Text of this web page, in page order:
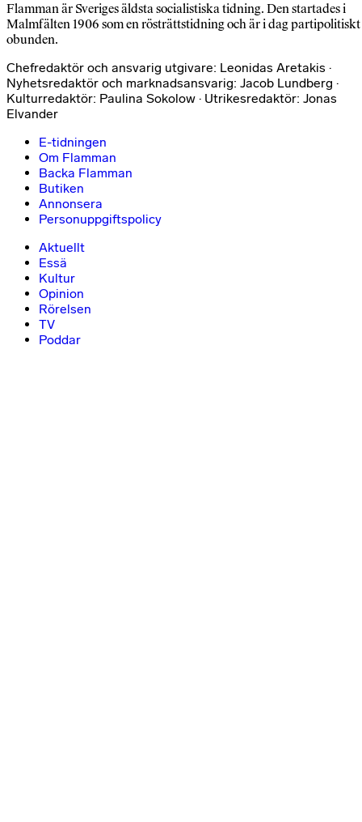
Flamman är Sveriges äldsta socialistiska tidning. Den startades i
Malmfälten 1906 som en rösträttstidning och är i dag partipolitiskt
obunden.
Chefredaktör och ansvarig utgivare: Leonidas Aretakis ·
Nyhetsredaktör och marknadsansvarig: Jacob Lundberg ·
Kulturredaktör: Paulina Sokolow · Utrikesredaktör: Jonas
Elvander
E-tidningen
Om Flamman
Backa Flamman
Butiken
Annonsera
Personuppgiftspolicy
Aktuellt
Essä
Kultur
Opinion
Rörelsen
TV
Poddar